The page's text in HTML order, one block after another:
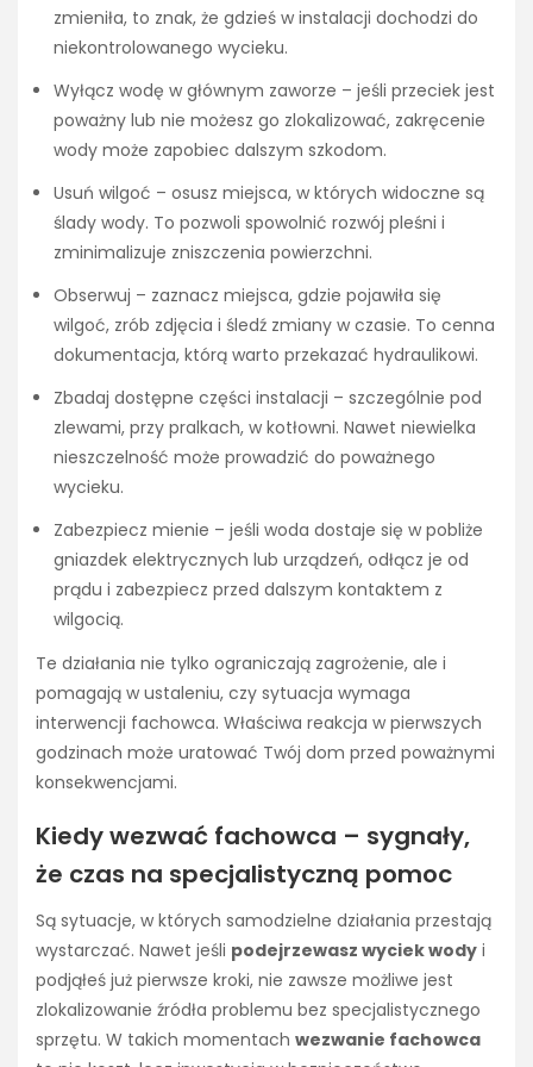
zmieniła, to znak, że gdzieś w instalacji dochodzi do
niekontrolowanego wycieku.
Wyłącz wodę w głównym zaworze – jeśli przeciek jest
poważny lub nie możesz go zlokalizować, zakręcenie
wody może zapobiec dalszym szkodom.
Usuń wilgoć – osusz miejsca, w których widoczne są
ślady wody. To pozwoli spowolnić rozwój pleśni i
zminimalizuje zniszczenia powierzchni.
Obserwuj – zaznacz miejsca, gdzie pojawiła się
wilgoć, zrób zdjęcia i śledź zmiany w czasie. To cenna
dokumentacja, którą warto przekazać hydraulikowi.
Zbadaj dostępne części instalacji – szczególnie pod
zlewami, przy pralkach, w kotłowni. Nawet niewielka
nieszczelność może prowadzić do poważnego
wycieku.
Zabezpiecz mienie – jeśli woda dostaje się w pobliże
gniazdek elektrycznych lub urządzeń, odłącz je od
prądu i zabezpiecz przed dalszym kontaktem z
wilgocią.
Te działania nie tylko ograniczają zagrożenie, ale i
pomagają w ustaleniu, czy sytuacja wymaga
interwencji fachowca. Właściwa reakcja w pierwszych
godzinach może uratować Twój dom przed poważnymi
konsekwencjami.
Kiedy wezwać fachowca – sygnały,
że czas na specjalistyczną pomoc
Są sytuacje, w których samodzielne działania przestają
wystarczać. Nawet jeśli podejrzewasz wyciek wody i
podjąłeś już pierwsze kroki, nie zawsze możliwe jest
zlokalizowanie źródła problemu bez specjalistycznego
sprzętu. W takich momentach wezwanie fachowca